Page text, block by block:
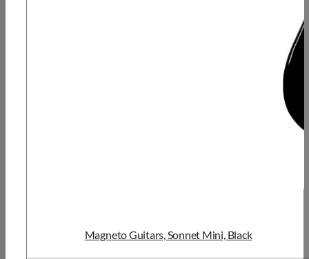
Magneto Guitars, Sonnet Mini, Black